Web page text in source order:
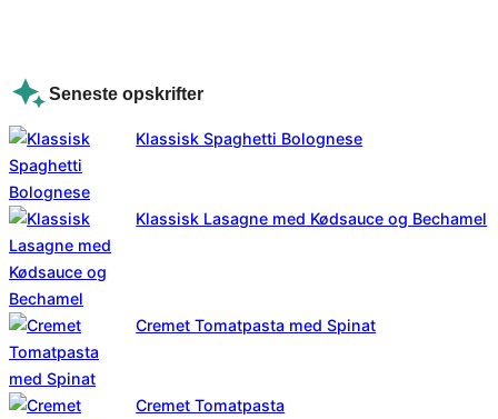
Seneste opskrifter
Klassisk Spaghetti Bolognese
Klassisk Lasagne med Kødsauce og Bechamel
Cremet Tomatpasta med Spinat
Cremet Tomatpasta